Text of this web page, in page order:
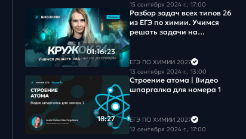
Задача #24
Задача #25
15 сентября 2024 г., 17:00
01:16:23
Разбор задач всех типов 26
из ЕГЭ по химии. Учимся
решать задачи на
ЕГЭ ПО ХИМИИ 2027
13 сентября 2024 г., 13:00
18:27
Строение атома | Видео
шпаргалка для номера 1
ЕГЭ ПО ХИМИИ 2027
12 сентября 2024 г., 17:00